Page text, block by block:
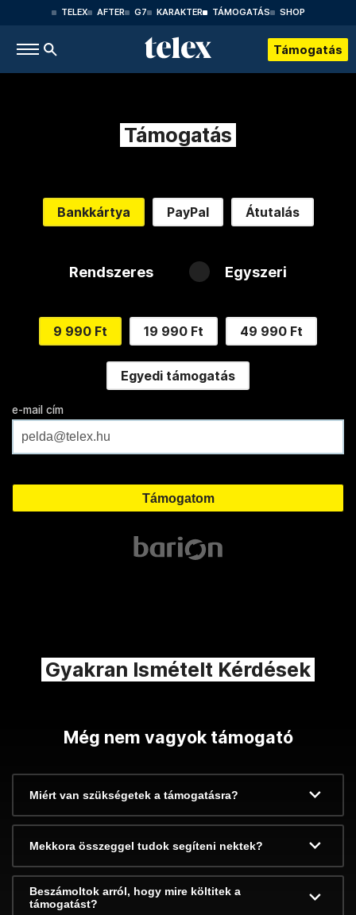
TELEX AFTER G7 KARAKTER TÁMOGATÁS SHOP
Támogatás
Támogatás
Bankkártya PayPal Átutalás
Rendszeres Egyszeri
9 990 Ft 19 990 Ft 49 990 Ft
Egyedi támogatás
e-mail cím
Gyakran Ismételt Kérdések
Még nem vagyok támogató
Miért van szükségetek a támogatásra?
Mekkora összeggel tudok segíteni nektek?
Beszámoltok arról, hogy mire költitek a
támogatást?